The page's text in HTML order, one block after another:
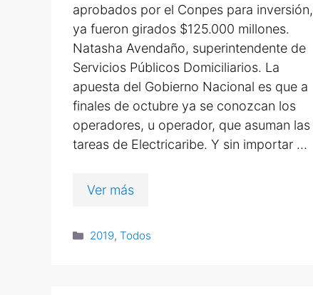
aprobados por el Conpes para inversión,
ya fueron girados $125.000 millones.
Natasha Avendaño, superintendente de
Servicios Públicos Domiciliarios. La
apuesta del Gobierno Nacional es que a
finales de octubre ya se conozcan los
operadores, u operador, que asuman las
tareas de Electricaribe. Y sin importar …
Ver más
2019,Todos